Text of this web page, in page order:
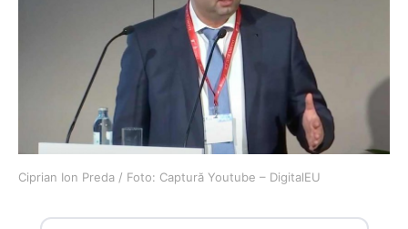
Ciprian Ion Preda / Foto: Captură Youtube – DigitalEU